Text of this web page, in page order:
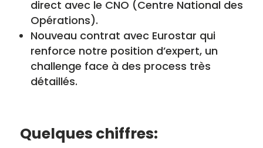
direct avec le CNO (Centre National des
Opérations).
Nouveau contrat avec Eurostar qui
renforce notre position d’expert, un
challenge face à des process très
détaillés.
Quelques chiffres: